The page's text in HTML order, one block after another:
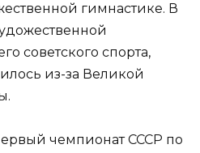
гимнастике. В
советского спорта,
из-за Великой
чемпионат СССР по